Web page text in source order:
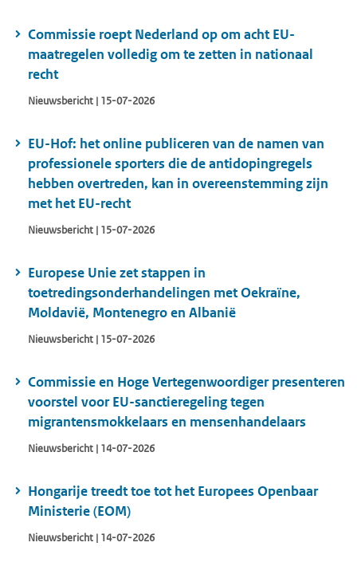
Commissie roept Nederland op om acht EU-
maatregelen volledig om te zetten in nationaal
recht
Nieuwsbericht | 15-07-2026
EU-Hof: het online publiceren van de namen van
professionele sporters die de antidopingregels
hebben overtreden, kan in overeenstemming zijn
met het EU-recht
Nieuwsbericht | 15-07-2026
Europese Unie zet stappen in
toetredingsonderhandelingen met Oekraïne,
Moldavië, Montenegro en Albanië
Nieuwsbericht | 15-07-2026
Commissie en Hoge Vertegenwoordiger presenteren
voorstel voor EU-sanctieregeling tegen
migrantensmokkelaars en mensenhandelaars
Nieuwsbericht | 14-07-2026
Hongarije treedt toe tot het Europees Openbaar
Ministerie (EOM)
Nieuwsbericht | 14-07-2026